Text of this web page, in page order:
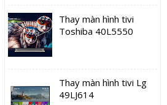
Thay màn hình tivi
Toshiba 40L5550
Thay màn hình tivi Lg
49LJ614